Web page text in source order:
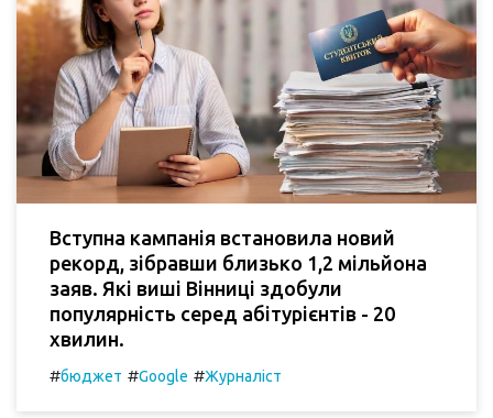
Вступна кампанія встановила новий
рекорд, зібравши близько 1,2 мільйона
заяв. Які виші Вінниці здобули
популярність серед абітурієнтів - 20
хвилин.
#бюджет #Google #Журналіст